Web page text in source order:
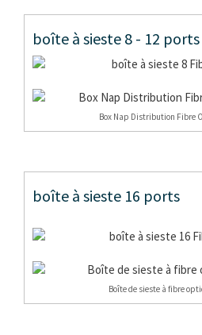
boîte à sieste 8 - 12 ports
Box Nap Distribution Fibre
boîte à sieste 16 ports
Boîte de sieste à fibre